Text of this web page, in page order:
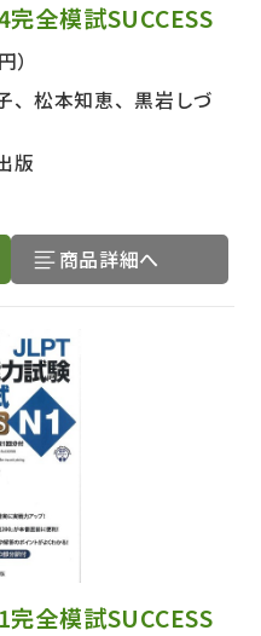
全模試SUCCESS
）
、松本知恵、黒岩しづ
版
商品詳細へ
全模試SUCCESS